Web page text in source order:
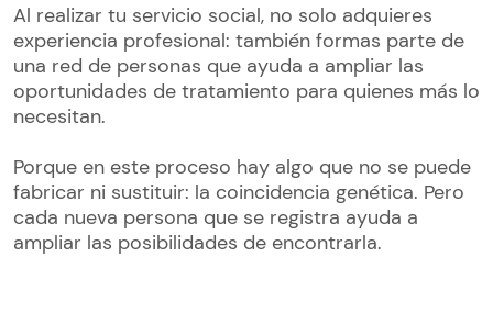
Al realizar tu servicio social, no solo adquieres
experiencia profesional: también formas parte de
una red de personas que ayuda a ampliar las
oportunidades de tratamiento para quienes más lo
necesitan.
Porque en este proceso hay algo que no se puede
fabricar ni sustituir: la coincidencia genética. Pero
cada nueva persona que se registra ayuda a
ampliar las posibilidades de encontrarla.